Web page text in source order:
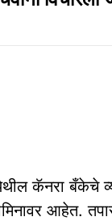
कॅनरा बँकेचे
आहेत.